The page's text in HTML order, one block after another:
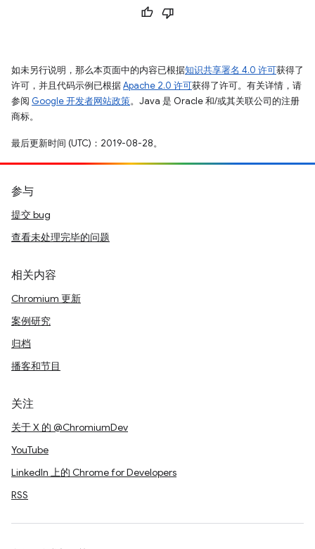
如未另行说明，那么本页面中的内容已根据知识共享署名 4.0 许可获得了
许可，并且代码示例已根据Apache 2.0 许可获得了许可。有关详情，请
参阅 Google 开发者网站政策。Java 是 Oracle 和/或其关联公司的注册
商标。
最后更新时间 (UTC)：2019-08-28。
参与
提交 bug
查看未处理完毕的问题
相关内容
Chromium 更新
案例研究
归档
播客和节目
关注
关于 X 的 @ChromiumDev
YouTube
LinkedIn 上的 Chrome for Developers
RSS